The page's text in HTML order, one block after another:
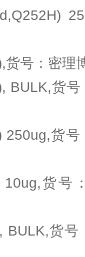
货号：密理
BULK,货
250ug,货
10ug,货号
BULK,货